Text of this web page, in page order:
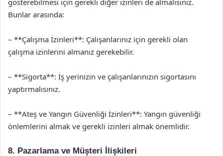
gösterebilmesi için gerekli diğer izinleri de almalısınız.
Bunlar arasında:
– **Çalışma İzinleri**: Çalışanlarınız için gerekli olan
çalışma izinlerini almanız gerekebilir.
– **Sigorta**: İş yerinizin ve çalışanlarınızın sigortasını
yaptırmalısınız.
– **Ateş ve Yangın Güvenliği İzinleri**: Yangın güvenliği
önlemlerini almak ve gerekli izinleri almak önemlidir.
8. Pazarlama ve Müşteri İlişkileri